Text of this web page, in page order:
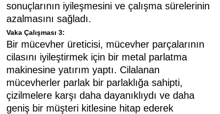
sonuçlarının iyileşmesini ve çalışma sürelerinin
azalmasını sağladı.
Vaka Çalışması 3:
Bir mücevher üreticisi, mücevher parçalarının
cilasını iyileştirmek için bir metal parlatma
makinesine yatırım yaptı. Cilalanan
mücevherler parlak bir parlaklığa sahipti,
çizilmelere karşı daha dayanıklıydı ve daha
geniş bir müşteri kitlesine hitap ederek